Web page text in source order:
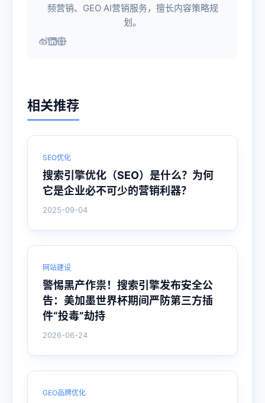
频营销、GEO AI营销服务，擅长内容策略规
划。
相关推荐
SEO优化
搜索引擎优化（SEO）是什么？为何
它是企业必不可少的营销利器？
2025-09-04
网站建设
警惕黑产作祟！搜索引擎发布安全公
告：美加墨世界杯期间严防第三方插
件“投毒”劫持
2026-06-24
GEO品牌优化